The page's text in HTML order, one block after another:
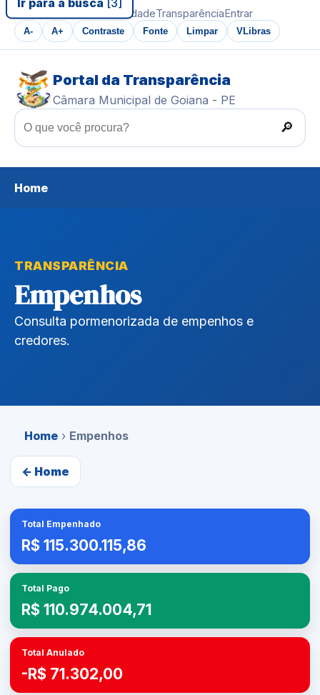
Ir para a busca [3]
Ir ao conteúdo AcessibilidadeTransparênciaEntrar
A- A+ Contraste Fonte Limpar VLibras
Portal da Transparência
Câmara Municipal de Goiana - PE
🔎
Home
TRANSPARÊNCIA
Empenhos
Consulta pormenorizada de empenhos e
credores.
Home › Empenhos
← Home
Total Empenhado
R$ 115.300.115,86
Total Pago
R$ 110.974.004,71
Total Anulado
-R$ 71.302,00